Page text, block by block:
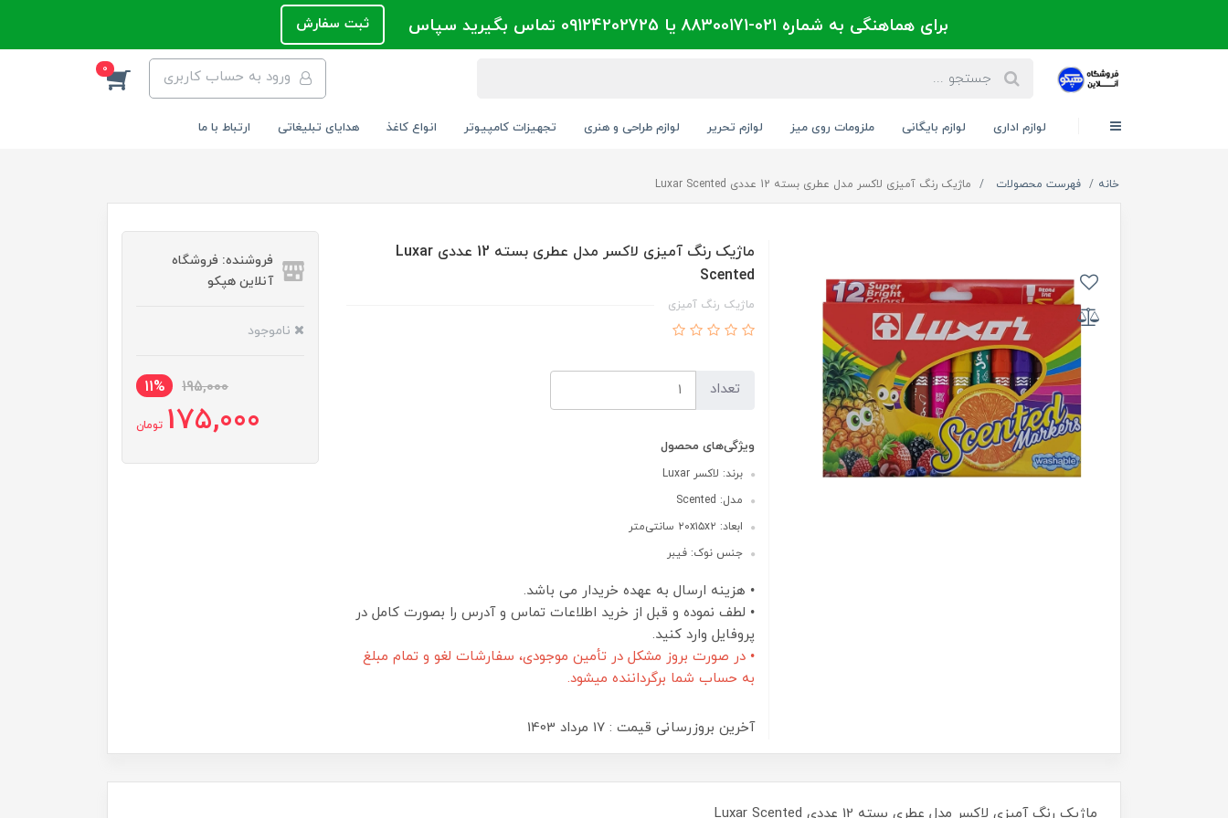
برای هماهنگی به شماره 021-88300171 یا 09124202725 تماس بگیرید سپاس ثبت سفارش
ورود به حساب کاربری 0
لوازم اداری لوازم بایگانی ملزومات روی میز لوازم تحریر لوازم طراحی و هنری تجهیزات کامپیوتر انواع کاغذ هدایای تبلیغاتی ارتباط با ما
خانه فهرست محصولات ماژیک رنگ آمیزی لاکسر مدل عطری بسته 12 عددی Luxar Scented
ماژیک رنگ آمیزی لاکسر مدل عطری بسته 12 عددی Luxar
Scented
ماژیک رنگ آمیزی
تعداد
ویژگی‌های محصول
برند: لاکسر Luxar
مدل: Scented
ابعاد: ۲۰x۱۵x۲ سانتی‌متر
جنس نوک: فیبر
• هزینه ارسال به عهده خریدار می باشد.
• لطف نموده و قبل از خرید اطلاعات تماس و آدرس را بصورت کامل در
پروفایل وارد کنید.
• در صورت بروز مشکل در تأمین موجودی، سفارشات لغو و تمام مبلغ
به حساب شما برگرداننده میشود.
آخرین بروزرسانی قیمت : 17 مرداد 1403
فروشنده: فروشگاه
آنلاین هپکو
ناموجود
195,000
11%
175,000 تومان
ماژیک رنگ آمیزی لاکسر مدل عطری بسته 12 عددی Luxar Scented